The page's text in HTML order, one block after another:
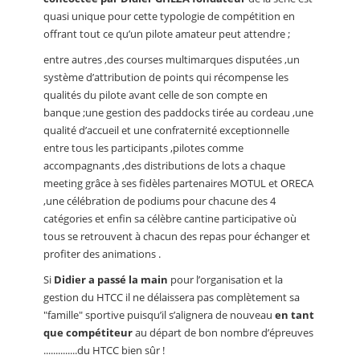
quasi unique pour cette typologie de compétition en
offrant tout ce qu’un pilote amateur peut attendre ;
entre autres ,des courses multimarques disputées ,un
système d’attribution de points qui récompense les
qualités du pilote avant celle de son compte en
banque ;une gestion des paddocks tirée au cordeau ,une
qualité d’accueil et une confraternité exceptionnelle
entre tous les participants ,pilotes comme
accompagnants ,des distributions de lots a chaque
meeting grâce à ses fidèles partenaires MOTUL et ORECA
,une célébration de podiums pour chacune des 4
catégories et enfin sa célèbre cantine participative où
tous se retrouvent à chacun des repas pour échanger et
profiter des animations .
Si Didier a passé la main pour l’organisation et la
gestion du HTCC il ne délaissera pas complètement sa
"famille" sportive puisqu’il s’alignera de nouveau en tant
que compétiteurau départ de bon nombre d’épreuves
..............du HTCC bien sûr !